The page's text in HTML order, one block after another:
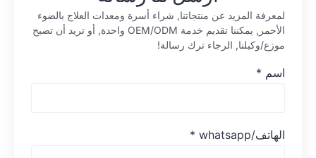
لمعرفة المزيد عن منتجاتنا, شراء أسرة ومعدات العلاج بالضوء
الأحمر, يمكننا تقديم خدمة OEM/ODM واحدة, أو تريد أن تصبح
موزع/وكيلنا, الرجاء ترك رسالة!
اسم *
الهاتف/whatsapp *